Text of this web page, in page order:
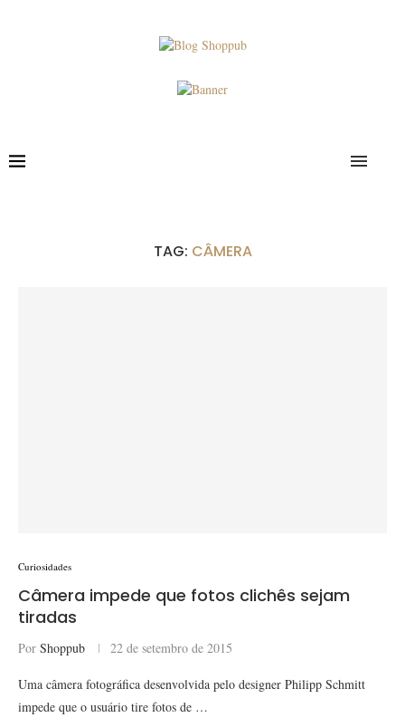
TAG: CÂMERA
Curiosidades
Câmera impede que fotos clichês sejam
tiradas
Por Shoppub 22 de setembro de 2015
Uma câmera fotográfica desenvolvida pelo designer Philipp Schmitt
impede que o usuário tire fotos de …